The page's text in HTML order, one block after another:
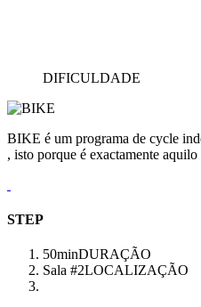
DIFICULDADE
BIKE é um programa de cycle
, isto porque é exactamente
STEP
50minDURAÇÃO
Sala #2LOCALIZAÇÃO